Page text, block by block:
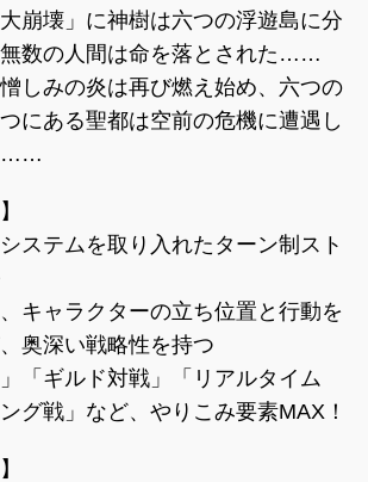
崩壊」に神樹は六つの浮遊島に分
数の人間は命を落とされた……
しみの炎は再び燃え始め、六つの
にある聖都は空前の危機に遭遇し
……
ステムを取り入れたターン制スト
キャラクターの立ち位置と行動を
奥深い戦略性を持つ
「ギルド対戦」「リアルタイム
グ戦」など、やりこみ要素MAX！